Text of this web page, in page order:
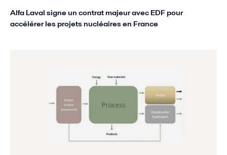
Alfa Laval signe un contrat majeur avec EDF pour
accélérer les projets nucléaires en France